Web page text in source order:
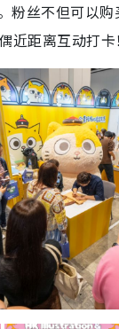
粉丝不但可以
近距离互动打卡！